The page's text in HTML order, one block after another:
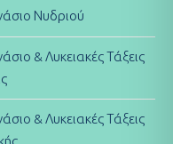
Νυδριού
& Λυκειακές Τάξεις
& Λυκειακές Τάξεις